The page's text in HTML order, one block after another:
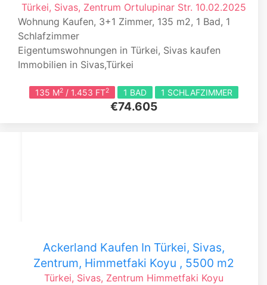
Türkei, Sivas, Zentrum Ortulupinar Str. 10.02.2025
Wohnung Kaufen, 3+1 Zimmer, 135 m2, 1 Bad, 1
Schlafzimmer
Eigentumswohnungen in Türkei, Sivas kaufen
Immobilien in Sivas,Türkei
135 M2/ 1.453 FT2 1 BAD 1 SCHLAFZIMMER
€74.605
Ackerland Kaufen In Türkei, Sivas,
Zentrum, Himmetfaki Koyu , 5500 m2
Türkei, Sivas, Zentrum Himmetfaki Koyu